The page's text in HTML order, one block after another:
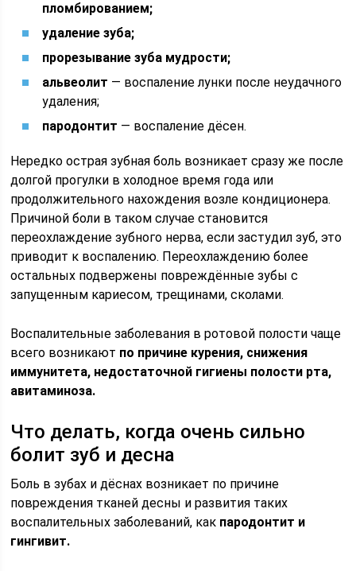
пломбированием;
удаление зуба;
прорезывание зуба мудрости;
альвеолит — воспаление лунки после неудачного
удаления;
пародонтит — воспаление дёсен.
Нередко острая зубная боль возникает сразу же после
долгой прогулки в холодное время года или
продолжительного нахождения возле кондиционера.
Причиной боли в таком случае становится
переохлаждение зубного нерва, если застудил зуб, это
приводит к воспалению. Переохлаждению более
остальных подвержены повреждённые зубы с
запущенным кариесом, трещинами, сколами.
Воспалительные заболевания в ротовой полости чаще
всего возникают по причине курения, снижения
иммунитета, недостаточной гигиены полости рта,
авитаминоза.
Что делать, когда очень сильно
болит зуб и десна
Боль в зубах и дёснах возникает по причине
повреждения тканей десны и развития таких
воспалительных заболеваний, как пародонтит и
гингивит.